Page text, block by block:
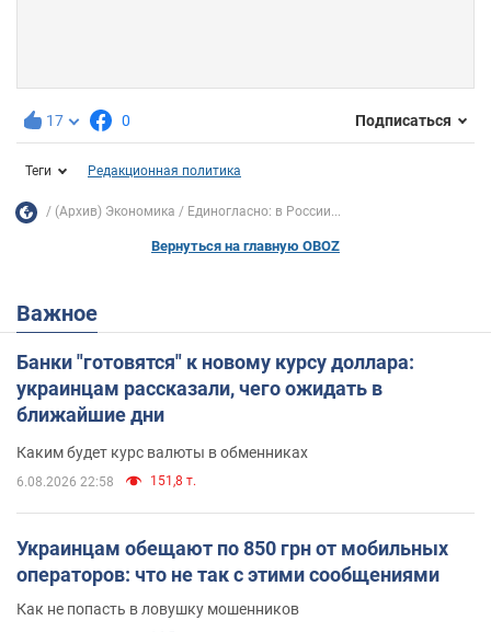
17 0 Подписаться
Теги Редакционная политика
(Архив) Экономика Единогласно: в России...
Вернуться на главную OBOZ
Важное
Банки "готовятся" к новому курсу доллара:
украинцам рассказали, чего ожидать в
ближайшие дни
Каким будет курс валюты в обменниках
6.08.2026 22:58 151,8 т.
Украинцам обещают по 850 грн от мобильных
операторов: что не так с этими сообщениями
Как не попасть в ловушку мошенников